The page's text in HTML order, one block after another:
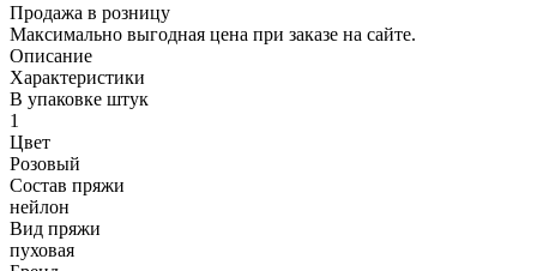
Продажа в розницу
Максимально выгодная цена при заказе на сайте.
Описание
Характеристики
В упаковке штук
1
Цвет
Розовый
Состав пряжи
нейлон
Вид пряжи
пуховая